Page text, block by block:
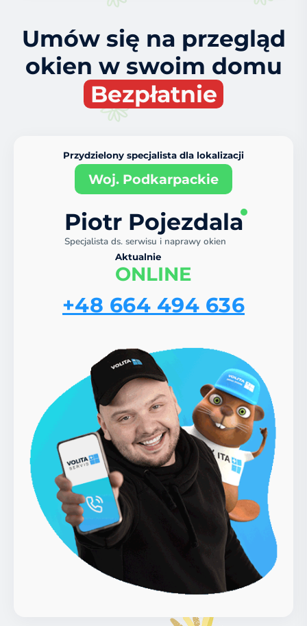
Umów się na przegląd
okien w swoim domu
Bezpłatnie
Przydzielony specjalista dla lokalizacji
Woj. Podkarpackie
Piotr Pojezdala
Specjalista ds. serwisu i naprawy okien
Aktualnie
ONLINE
+48 664 494 636